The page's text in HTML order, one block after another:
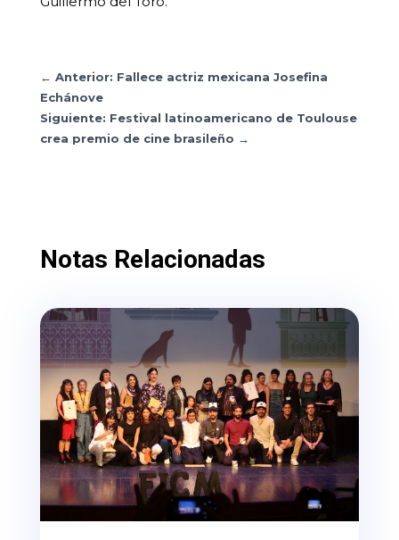
← Anterior: Fallece actriz mexicana Josefina
Echánove
Siguiente: Festival latinoamericano de Toulouse
crea premio de cine brasileño →
Notas Relacionadas